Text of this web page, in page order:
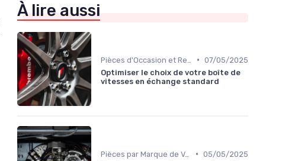
À lire aussi
• 07/05/2025
Optimiser le choix de votre boîte de
vitesses en échange standard
Pièces par Marque de Voiture • 05/05/2025